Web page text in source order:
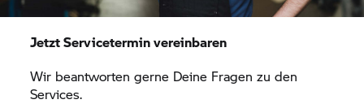
Jetzt Servicetermin vereinbaren
Wir beantworten gerne Deine Fragen zu den
Services.